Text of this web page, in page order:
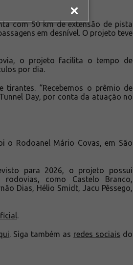
com 50 km de extensão de pista
em desnível. O projeto teve
o projeto facilita o tempo de
por dia.
“Recebemos o prêmio de
Day, por conta da atuação no
o Rodoanel Mário Covas, em São
para 2026, o projeto possui
como Castelo Branco,
Dias, Hélio Smidt, Jacu Pêssego,
.
. Siga também as redes sociais do